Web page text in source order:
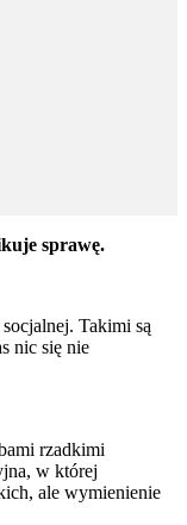
sprawę.
Takimi są
nic się nie
rzadkimi
w której
ale wymienienie